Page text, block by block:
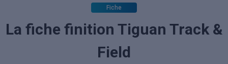
Fiche
La fiche finition Tiguan Track &
Field